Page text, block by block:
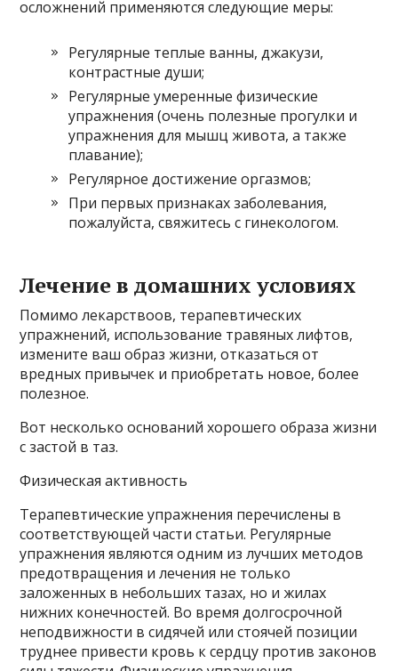
осложнений применяются следующие меры:
Регулярные теплые ванны, джакузи,
контрастные души;
Регулярные умеренные физические
упражнения (очень полезные прогулки и
упражнения для мышц живота, а также
плавание);
Регулярное достижение оргазмов;
При первых признаках заболевания,
пожалуйста, свяжитесь с гинекологом.
Лечение в домашних условиях
Помимо лекарствоов, терапевтических
упражнений, использование травяных лифтов,
измените ваш образ жизни, отказаться от
вредных привычек и приобретать новое, более
полезное.
Вот несколько оснований хорошего образа жизни
с застой в таз.
Физическая активность
Терапевтические упражнения перечислены в
соответствующей части статьи. Регулярные
упражнения являются одним из лучших методов
предотвращения и лечения не только
заложенных в небольших тазах, но и жилах
нижних конечностей. Во время долгосрочной
неподвижности в сидячей или стоячей позиции
труднее привести кровь к сердцу против законов